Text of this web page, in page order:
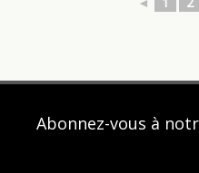
Abonnez-vous à